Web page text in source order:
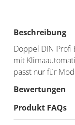
Beschreibung
Doppel DIN Profi
mit
passt nur für
Bewertungen
Produkt FAQs